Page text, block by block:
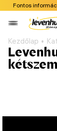
Fontos
Kezdőlap